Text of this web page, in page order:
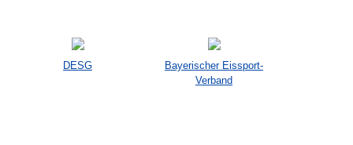
DESG
Bayerischer Eissport-
Verband